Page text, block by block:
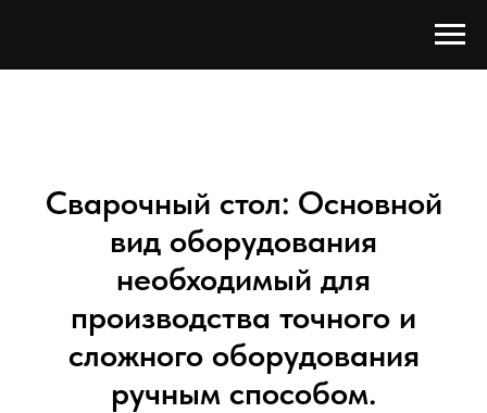
Сварочный стол: Основной
вид оборудования
необходимый для
производства точного и
сложного оборудования
ручным способом.